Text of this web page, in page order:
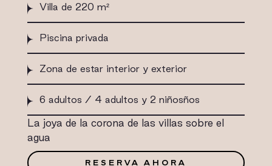
Villa de 220 m²
Piscina privada
Zona de estar interior y exterior
6 adultos / 4 adultos y 2 niñosños
La joya de la corona de las villas sobre el
agua
RESERVA AHORA